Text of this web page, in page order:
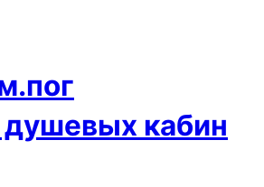
кабин